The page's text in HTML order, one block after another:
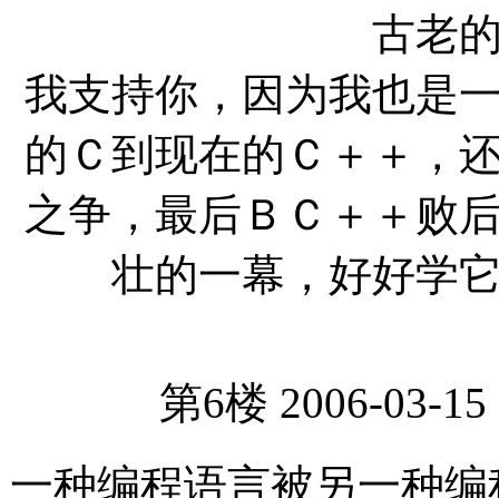
古老
我支持你，因为我也是
的Ｃ到现在的Ｃ＋＋，
之争，最后ＢＣ＋＋败
壮的一幕，好好学
第6楼 2006-03-
一种编程语言被另一种